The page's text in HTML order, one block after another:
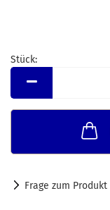
Stück:
Stück
Frage zum Produkt